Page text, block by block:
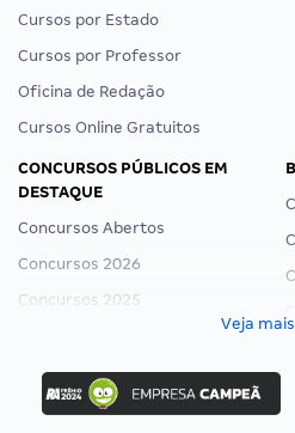
Cursos por Estado
Cursos por Professor
Oficina de Redação
Cursos Online Gratuitos
CONCURSOS PÚBLICOS EM
DESTAQUE
Concursos Abertos
Concursos 2026
Concursos 2025
Concurso Ibama
Concurso MPU
Veja mais